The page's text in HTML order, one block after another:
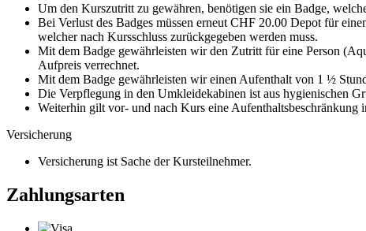
Um den Kurszutritt zu gewähren, benötigen sie ein Badge,
Bei Verlust des Badges müssen erneut CHF 20.00 Depot für
welcher nach Kursschluss zurückgegeben werden muss.
Mit dem Badge gewährleisten wir den Zutritt für eine Person
Aufpreis verrechnet.
Mit dem Badge gewährleisten wir einen Aufenthalt von 1 ½
Die Verpflegung in den Umkleidekabinen ist aus hygienischen
Weiterhin gilt vor- und nach Kurs eine
Versicherung
Versicherung ist Sache der Kursteilnehmer.
Zahlungsarten